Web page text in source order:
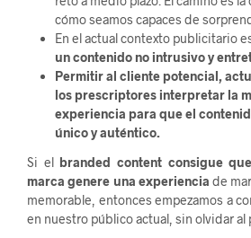
cómo seamos capaces de
En el actual contexto publicitario
un contenido no intrusivo y
Permitir al cliente potencial,
los prescriptores interpretar la
experiencia para que el
único y auténtico.
Si el branded content consigue
marca genere una experiencia de
memorable, entonces empezamos a
en nuestro público actual, sin olvidar al